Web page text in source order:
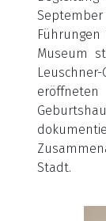
Museum
Stadt.